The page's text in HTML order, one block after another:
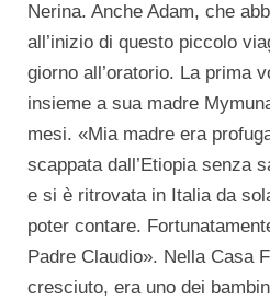
Nerina. Anche Adam, che
all’inizio di questo piccolo
giorno all’oratorio. La prima
insieme a sua madre
mesi. «Mia madre era
scappata dall’Etiopia senza
e si è ritrovata in Italia da
poter contare.
Padre Claudio». Nella Casa
cresciuto, era uno dei